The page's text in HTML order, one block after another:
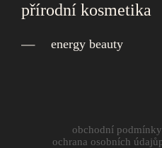
přírodní kosmetika
energy beauty
obchodní podmínky
ochrana osobních údajů